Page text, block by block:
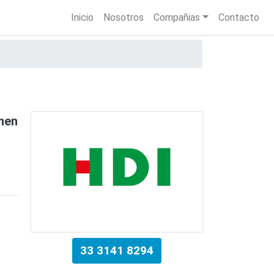
Main navigation
Inicio Nosotros Compañias Contacto
33 3141 8294